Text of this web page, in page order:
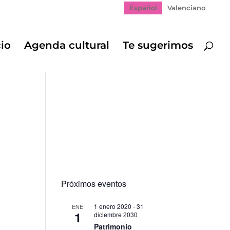
Español Valenciano
Agenda cultural Te sugerimos
Próximos eventos
ENE
1
1 enero 2020 -31
diciembre 2030
Patrimonio